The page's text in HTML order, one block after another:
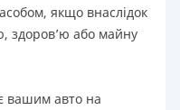
якщо внаслідок
здоров’ю або майну
вашим авто на